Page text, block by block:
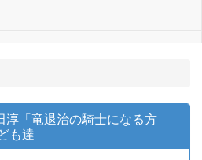
淳「竜退治の騎士になる方
も達